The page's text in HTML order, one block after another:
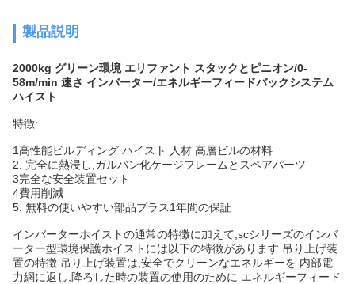
製品説明
2000kg グリーン環境 エリファント スタックとピニオン/0-
58m/min 速さ インバーター/エネルギーフィードバックシステム
ハイスト
特徴:
1高性能ビルディング ハイスト 人材 高層ビルの材料
2. 完全に熱浸し,ガルバン化ケージフレームとスペアパーツ
3完全な安全装置セット
4費用削減
5. 無料の使いやすい部品プラス1年間の保証
インバーターホイストの通常の特徴に加えて,scシリーズのインバ
ーター型環境保護ホイストには以下の特徴があります.吊り上げ装
置の特徴 吊り上げ装置は,安全でクリーンなエネルギーを 内部電
力網に返し,降ろした時の装置の使用のために エネルギーフィード